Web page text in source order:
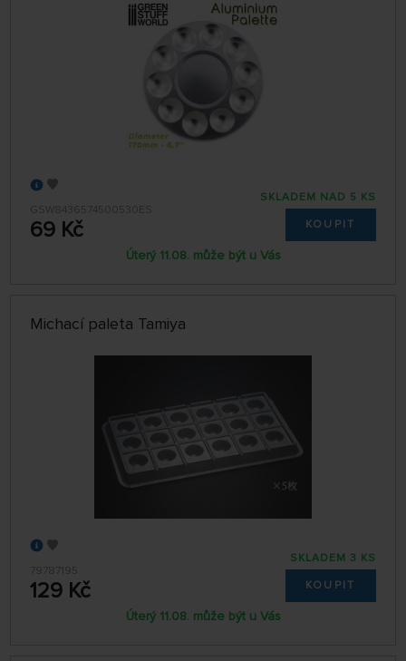
GSW8436574500530ES
69 Kč
SKLADEM NAD 5 KS
KOUPIT
Úterý 11.08. může být u Vás
Michací paleta Tamiya
79787195
129 Kč
SKLADEM 3 KS
KOUPIT
Úterý 11.08. může být u Vás